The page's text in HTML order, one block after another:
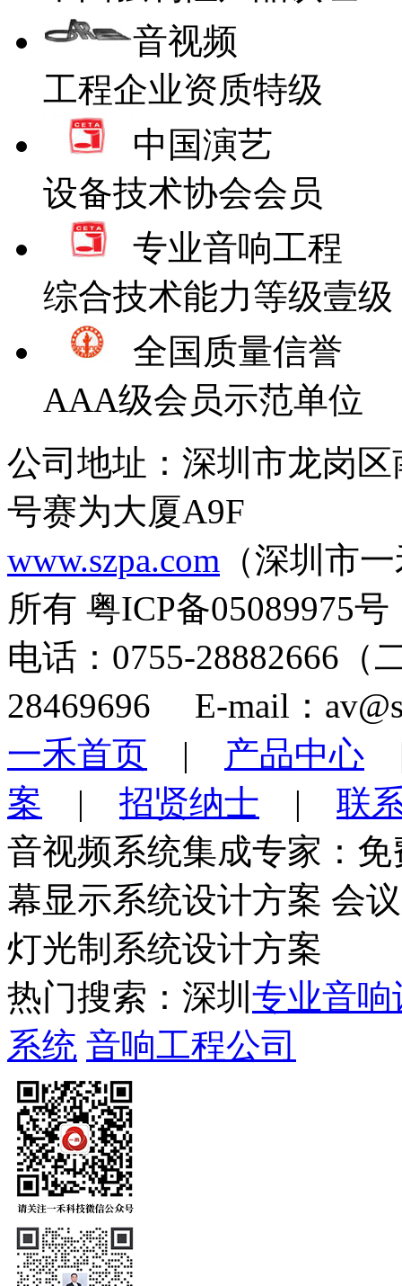
音视频
工程企业资质特级
中国演艺
设备技术协会会员
专业音响工程
综合技术能力等级壹级
全国质量信誉
AAA级会员示范单位
公司地址：深圳市龙岗
号赛为大厦A9F
www.szpa.com （深圳市
所有 粤ICP备05089975号
电话：0755-28882666
28469696 E-mail：
一禾首页 | 产品中心
案 | 招贤纳士 | 联
音视频系统集成专家：
幕显示系统设计方案 会
灯光制系统设计方案
热门搜索：深圳 专业音响
系统 音响工程公司